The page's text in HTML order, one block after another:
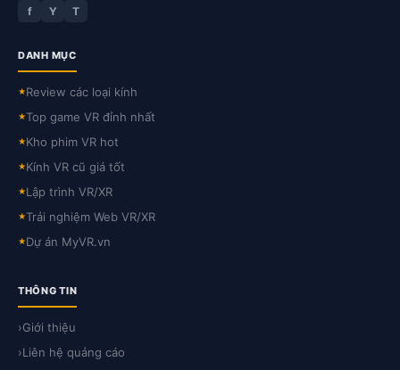
f Y T
DANH MỤC
★Review các loại kính
★Top game VR đỉnh nhất
★Kho phim VR hot
★Kính VR cũ giá tốt
★Lập trình VR/XR
★Trải nghiệm Web VR/XR
★Dự án MyVR.vn
THÔNG TIN
›Giới thiệu
›Liên hệ quảng cáo